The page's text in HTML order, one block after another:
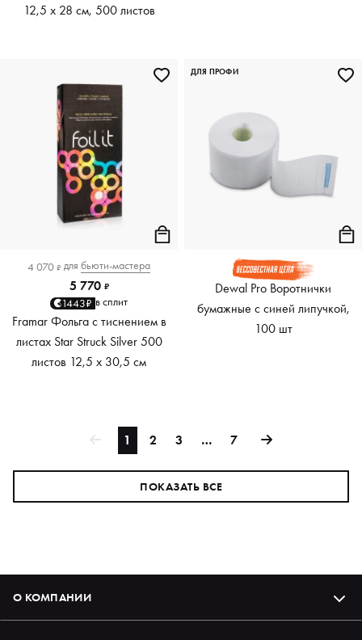
12,5 х 28 см, 500 листов
4 070 ₽ для бьюти-мастера
5 770 ₽
1443₽ в сплит
Framar Фольга с тиснением в
листах Star Struck Silver 500
листов 12,5 х 30,5 см
Dewal Pro Воротнички
бумажные с синей липучкой,
100 шт
ДЛЯ ПРОФИ
1 2 3 … 7
ПОКАЗАТЬ ВСЕ
О КОМПАНИИ